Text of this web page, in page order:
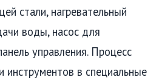
стали, нагревательный
воды, насос для
управления. Процесс
инструментов в специальные